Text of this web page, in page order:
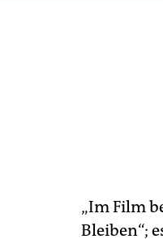
„Im Film
Bleiben“;